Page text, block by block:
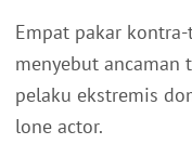
Empat pakar
menyebut ancaman
pelaku ekstremis
lone actor.